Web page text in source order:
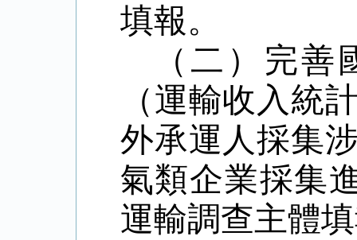
填報。
（二）完
（運輸收入統
外承運人採集
氣類企業採集
運輸調查主體